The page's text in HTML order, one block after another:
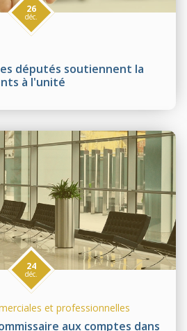
députés soutiennent la
à l'unité
26
déc.
aux comptes dans
24
déc.
et professionnelles